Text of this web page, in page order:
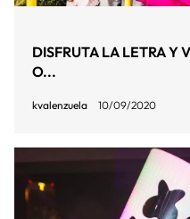
DISFRUTA LA LETRA Y
O...
kvalenzuela 10/09/2020